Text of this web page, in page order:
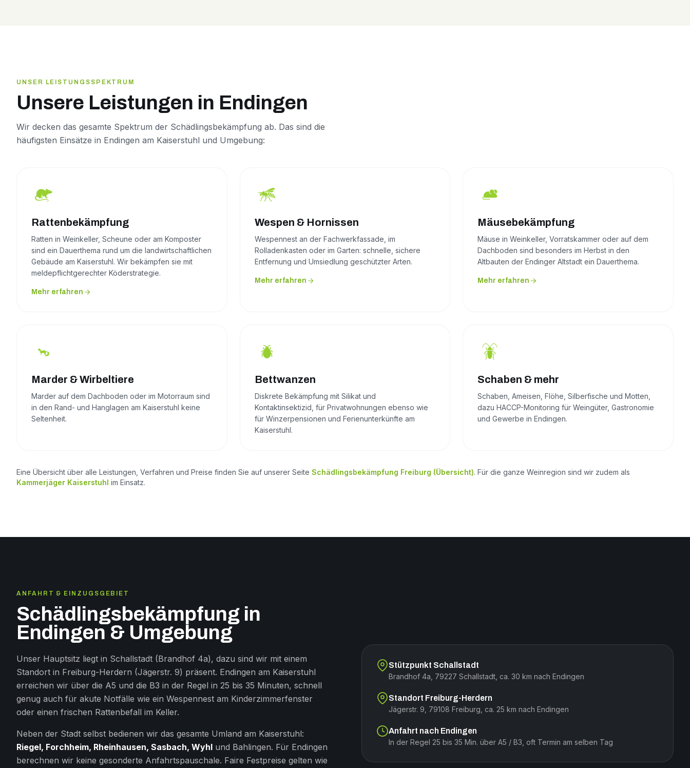
UNSER LEISTUNGSSPEKTRUM
Unsere Leistungen in Endingen
Wir decken das gesamte Spektrum der Schädlingsbekämpfung ab. Das sind die
häufigsten Einsätze in Endingen am Kaiserstuhl und Umgebung:
Rattenbekämpfung
Ratten in Weinkeller, Scheune oder am Komposter
sind ein Dauerthema rund um die landwirtschaftlichen
Gebäude am Kaiserstuhl. Wir bekämpfen sie mit
meldepflichtgerechter Köderstrategie.
Mehr erfahren
Wespen & Hornissen
Wespennest an der Fachwerkfassade, im
Rolladenkasten oder im Garten: schnelle, sichere
Entfernung und Umsiedlung geschützter Arten.
Mehr erfahren
Mäusebekämpfung
Mäuse in Weinkeller, Vorratskammer oder auf dem
Dachboden sind besonders im Herbst in den
Altbauten der Endinger Altstadt ein Dauerthema.
Mehr erfahren
Marder & Wirbeltiere
Marder auf dem Dachboden oder im Motorraum sind
in den Rand- und Hanglagen am Kaiserstuhl keine
Seltenheit.
Bettwanzen
Diskrete Bekämpfung mit Silikat und
Kontaktinsektizid, für Privatwohnungen ebenso wie
für Winzerpensionen und Ferienunterkünfte am
Kaiserstuhl.
Schaben & mehr
Schaben, Ameisen, Flöhe, Silberfische und Motten,
dazu HACCP-Monitoring für Weingüter, Gastronomie
und Gewerbe in Endingen.
Eine Übersicht über alle Leistungen, Verfahren und Preise finden Sie auf unserer Seite Schädlingsbekämpfung Freiburg (Übersicht). Für die ganze Weinregion sind wir zudem als
Kammerjäger Kaiserstuhl im Einsatz.
ANFAHRT & EINZUGSGEBIET
Schädlingsbekämpfung in
Endingen & Umgebung
Unser Hauptsitz liegt in Schallstadt (Brandhof 4a), dazu sind wir mit einem
Standort in Freiburg-Herdern (Jägerstr. 9) präsent. Endingen am Kaiserstuhl
erreichen wir über die A5 und die B3 in der Regel in 25 bis 35 Minuten, schnell
genug auch für akute Notfälle wie ein Wespennest am Kinderzimmerfenster
oder einen frischen Rattenbefall im Keller.
Neben der Stadt selbst bedienen wir das gesamte Umland am Kaiserstuhl:
Riegel, Forchheim, Rheinhausen, Sasbach, Wyhl und Bahlingen. Für Endingen
berechnen wir keine gesonderte Anfahrtspauschale. Faire Festpreise gelten wie
Stützpunkt Schallstadt
Brandhof 4a, 79227 Schallstadt, ca. 30 km nach Endingen
Standort Freiburg-Herdern
Jägerstr. 9, 79108 Freiburg, ca. 25 km nach Endingen
Anfahrt nach Endingen
In der Regel 25 bis 35 Min. über A5 / B3, oft Termin am selben Tag